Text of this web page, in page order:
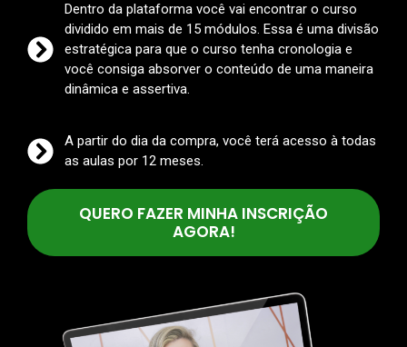
Dentro da plataforma você vai encontrar o curso
dividido em mais de 15 módulos. Essa é uma divisão
estratégica para que o curso tenha cronologia e
você consiga absorver o conteúdo de uma maneira
dinâmica e assertiva.
A partir do dia da compra, você terá acesso à todas
as aulas por 12 meses.
QUERO FAZER MINHA INSCRIÇÃO
AGORA!